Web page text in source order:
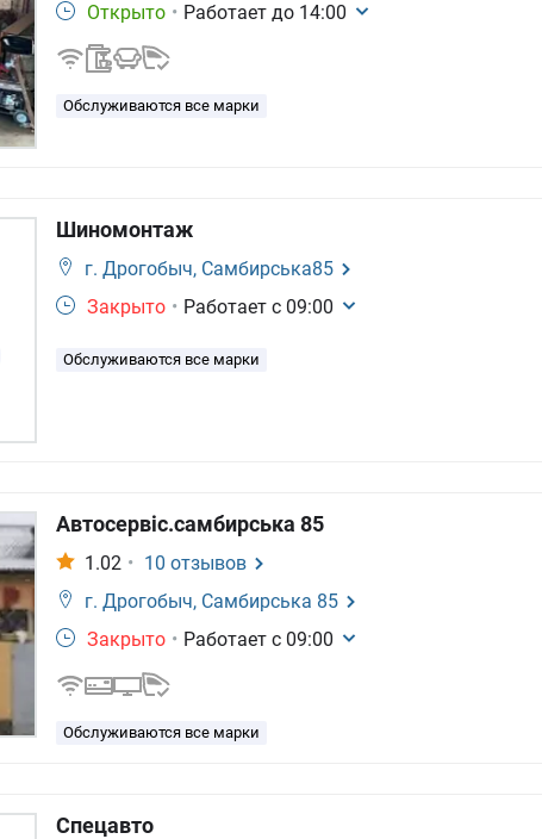
Открыто • Работает до 14:00
Обслуживаются все марки
Шиномонтаж
г. Дрогобыч, Самбирська85
Закрыто • Работает с 09:00
Обслуживаются все марки
Автосервіс.самбирська 85
1.02 • 10 отзывов
г. Дрогобыч, Самбирська 85
Закрыто • Работает с 09:00
Обслуживаются все марки
Спецавто